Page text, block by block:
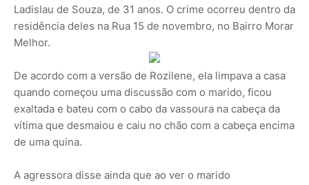
Ladislau de Souza, de 31 anos. O crime ocorreu dentro da
residência deles na Rua 15 de novembro, no Bairro Morar
Melhor.
De acordo com a versão de Rozilene, ela limpava a casa
quando começou uma discussão com o marido, ficou
exaltada e bateu com o cabo da vassoura na cabeça da
vítima que desmaiou e caiu no chão com a cabeça encima
de uma quina.
A agressora disse ainda que ao ver o marido